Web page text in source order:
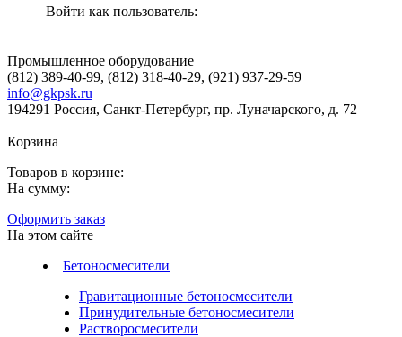
Войти как пользователь:
Промышленное оборудование
(812) 389-40-99, (812) 318-40-29, (921) 937-29-59
info@gkpsk.ru
194291 Россия, Санкт-Петербург, пр. Луначарского, д. 72
Корзина
Товаров в корзине:
На сумму:
Оформить заказ
На этом сайте
Бетоносмесители
Гравитационные бетоносмесители
Принудительные бетоносмесители
Растворосмесители